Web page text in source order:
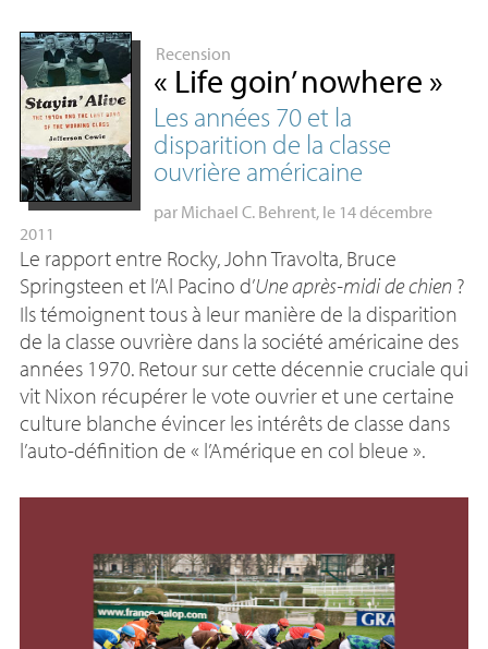
Recension
« Life goin’ nowhere »
Les années 70 et la
disparition de la classe
ouvrière américaine
par Michael C. Behrent, le 14 décembre
2011
Le rapport entre Rocky, John Travolta, Bruce
Springsteen et l’Al Pacino d’Une après-midi de chien ?
Ils témoignent tous à leur manière de la disparition
de la classe ouvrière dans la société américaine des
années 1970. Retour sur cette décennie cruciale qui
vit Nixon récupérer le vote ouvrier et une certaine
culture blanche évincer les intérêts de classe dans
l’auto-définition de « l’Amérique en col bleue ».